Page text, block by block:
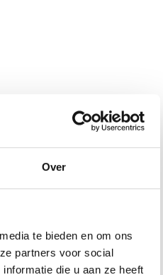
Over
te bieden en om ons
partners voor social
die u aan ze heeft
praal van
terug